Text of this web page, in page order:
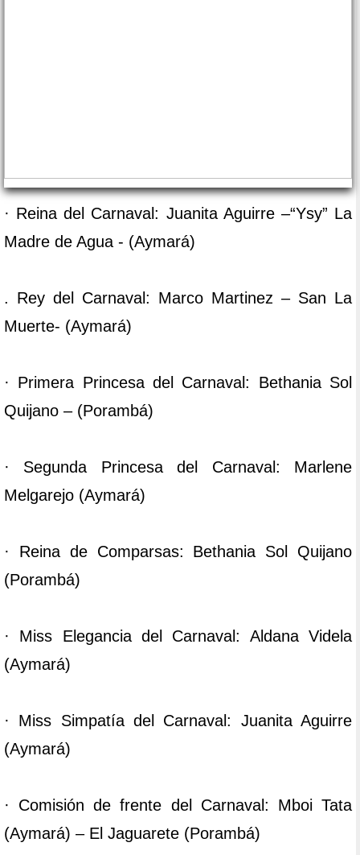
· Reina del Carnaval: Juanita Aguirre –“Ysy” La
Madre de Agua - (Aymará)
. Rey del Carnaval: Marco Martinez – San La
Muerte- (Aymará)
· Primera Princesa del Carnaval: Bethania Sol
Quijano – (Porambá)
· Segunda Princesa del Carnaval: Marlene
Melgarejo (Aymará)
· Reina de Comparsas: Bethania Sol Quijano
(Porambá)
· Miss Elegancia del Carnaval: Aldana Videla
(Aymará)
· Miss Simpatía del Carnaval: Juanita Aguirre
(Aymará)
· Comisión de frente del Carnaval: Mboi Tata
(Aymará) – El Jaguarete (Porambá)